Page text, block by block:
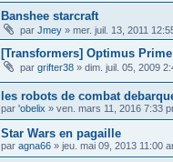
Banshee starcraft
par Jmey » mer. juil. 13, 2011
[Transformers] Optimus
par grifter38 » dim. juil. 05, 2009
les robots de combat
par 'obelix » ven. mars 11, 2016 7:33
Star Wars en pagaille
par agna66 » jeu. mai 09, 2013 11:00